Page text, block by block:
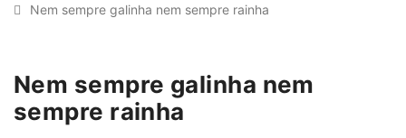
Nem sempre galinha nem sempre rainha
Nem sempre galinha nem
sempre rainha